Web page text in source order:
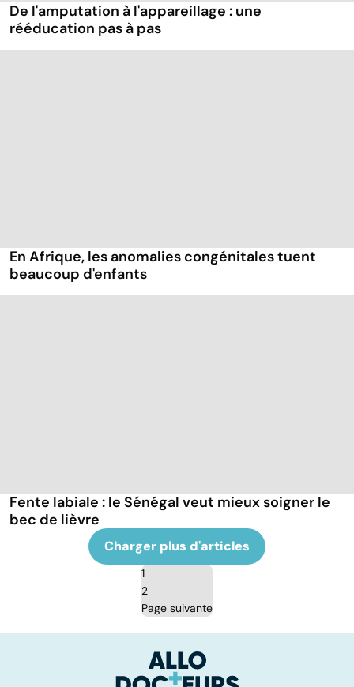
De l'amputation à l'appareillage : une
rééducation pas à pas
En Afrique, les anomalies congénitales tuent
beaucoup d'enfants
Fente labiale : le Sénégal veut mieux soigner le
bec de lièvre
Charger plus d'articles
1
2
Page suivante